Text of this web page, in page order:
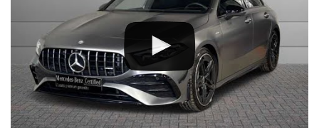
LA INVITIAMO A SPECIFICARE:
- UN RECAPITO TELEFONICO
- IN CASO DI AUTO DA DARE IN PERMUTA (MODELLO, ANNO DI
IMMATRICOLAZIONE, KM)
STEFAUTO S.P.A.BOLOGNA